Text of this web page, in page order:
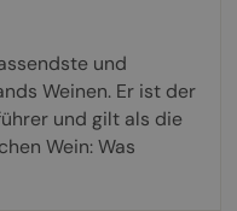
und
Weinen. Er ist der
und gilt als die
Wein: Was